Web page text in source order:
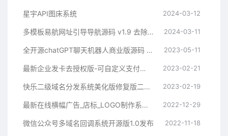
星宇API图床系统 2024-03-12
多模板易航网址引导导航源码 v1.9 去除弹窗等开心版 2024-03-11
全开源chatGPT聊天机器人商业版源码 支持魔改 完全开放源代码 2023-05-11
最新企业发卡去授权版-可自定义支付接口 2023-02-21
快乐二级域名分发系统美化版修复版二开版 2023-02-19
最新在线横幅广告_店标_LOGO制作系统源码本地接口版 2022-12-29
微信公众号多域名回调系统开源版1.0发布 2022-11-18